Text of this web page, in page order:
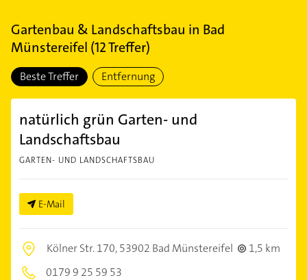
Gartenbau & Landschaftsbau in Bad
Münstereifel (12Treffer)
Beste Treffer Entfernung
natürlich grün Garten- und
Landschaftsbau
GARTEN- UND LANDSCHAFTSBAU
E-Mail
Kölner Str. 170,53902 Bad Münstereifel
1,5 km
0179 9 25 59 53